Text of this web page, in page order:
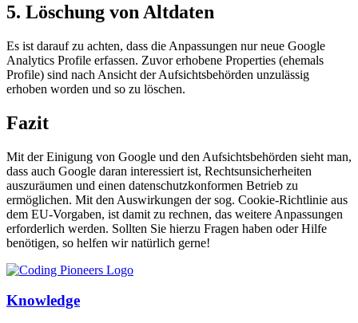
5. Löschung von Altdaten
Es ist darauf zu achten, dass die Anpassungen nur neue Google
Analytics Profile erfassen. Zuvor erhobene Properties (ehemals
Profile) sind nach Ansicht der Aufsichtsbehörden unzulässig
erhoben worden und so zu löschen.
Fazit
Mit der Einigung von Google und den Aufsichtsbehörden sieht man,
dass auch Google daran interessiert ist, Rechtsunsicherheiten
auszuräumen und einen datenschutzkonformen Betrieb zu
ermöglichen. Mit den Auswirkungen der sog. Cookie-Richtlinie aus
dem EU-Vorgaben, ist damit zu rechnen, das weitere Anpassungen
erforderlich werden. Sollten Sie hierzu Fragen haben oder Hilfe
benötigen, so helfen wir natürlich gerne!
Knowledge